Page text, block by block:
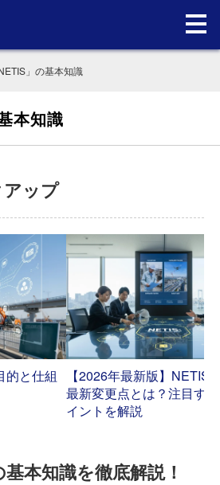
NETIS」の基本知識
本知識
ップ
的と仕組
【2026年最新版】NETIS
最新変更点とは？注目す
イントを解説
基本知識を徹底解説！